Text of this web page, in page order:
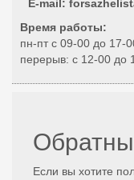
E-mail:
Время работы:
пн-пт с 09-00 до 17-
перерыв: с 12-00 до
Если вы хотите